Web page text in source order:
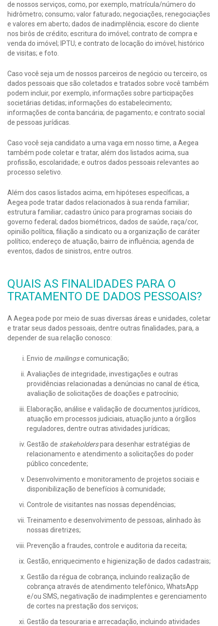
de nossos serviços, como, por exemplo, matrícula/número do
hidrômetro; consumo; valor faturado; negociações, renegociações
e valores em aberto; dados de inadimplência; escore do cliente
nos birôs de crédito; escritura do imóvel; contrato de compra e
venda do imóvel; IPTU; e contrato de locação do imóvel; histórico
de visitas; e foto.
Caso você seja um de nossos parceiros de negócio ou terceiro, os
dados pessoais que são coletados e tratados sobre você também
podem incluir, por exemplo, informações sobre participações
societárias detidas; informações do estabelecimento;
informações de conta bancária; de pagamento; e contrato social
de pessoas jurídicas.
Caso você seja candidato a uma vaga em nosso time, a Aegea
também pode coletar e tratar, além dos listados acima, sua
profissão, escolaridade; e outros dados pessoais relevantes ao
processo seletivo.
Além dos casos listados acima, em hipóteses específicas, a
Aegea pode tratar dados relacionados à sua renda familiar;
estrutura familiar; cadastro único para programas sociais do
governo federal; dados biométricos, dados de saúde, raça/cor,
opinião política, filiação a sindicato ou a organização de caráter
político; endereço de atuação, bairro de influência; agenda de
eventos, dados de sinistros, entre outros.
QUAIS AS FINALIDADES PARA O
TRATAMENTO DE DADOS PESSOAIS?
A Aegea pode por meio de suas diversas áreas e unidades, coletar
e tratar seus dados pessoais, dentre outras finalidades, para, a
depender de sua relação conosco:
Envio de mailingse comunicação;
Avaliações de integridade, investigações e outras
providências relacionadas a denúncias no canal de ética,
avaliação de solicitações de doações e patrocínio;
Elaboração, análise e validação de documentos jurídicos,
atuação em processos judiciais, atuação junto a órgãos
reguladores, dentre outras atividades jurídicas;
Gestão de stakeholderspara desenhar estratégias de
relacionamento e atendimento a solicitações do poder
público concedente;
Desenvolvimento e monitoramento de projetos sociais e
disponibilização de benefícios à comunidade;
Controle de visitantes nas nossas dependências;
Treinamento e desenvolvimento de pessoas, alinhado às
nossas diretrizes;
Prevenção a fraudes, controle e auditoria da receita;
Gestão, enriquecimento e higienização de dados cadastrais;
Gestão da régua de cobrança, incluindo realização de
cobrança através de atendimento telefônico, WhatsApp
e/ou SMS, negativação de inadimplentes e gerenciamento
de cortes na prestação dos serviços;
Gestão da tesouraria e arrecadação, incluindo atividades